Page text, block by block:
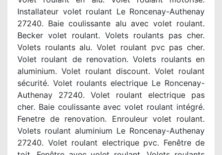
Installateur volet roulant Le Roncenay-Authenay
27240. Baie coulissante alu avec volet roulant.
Becker volet roulant. Volets roulants pas cher.
Volets roulants alu. Volet roulant pvc pas cher.
Volet roulant de renovation. Volets roulants en
aluminium. Volet roulant discount. Volet roulant
sécurité. Volet roulants electrique Le Roncenay-
Authenay 27240. Volet roulant electrique pas
cher. Baie coulissante avec volet roulant intégré.
Fenetre de renovation. Enrouleur volet roulant.
Volets roulant aluminium Le Roncenay-Authenay
27240. Volet roulant electrique pvc. Fenêtre de